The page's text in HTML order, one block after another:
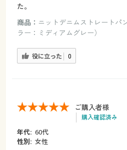
た。
商品： ニットデニムストレートパ
ラー：ミディアムグレー）
役に立った 0
ご購入者様
購入確認済み
年代: 60代
性別: 女性